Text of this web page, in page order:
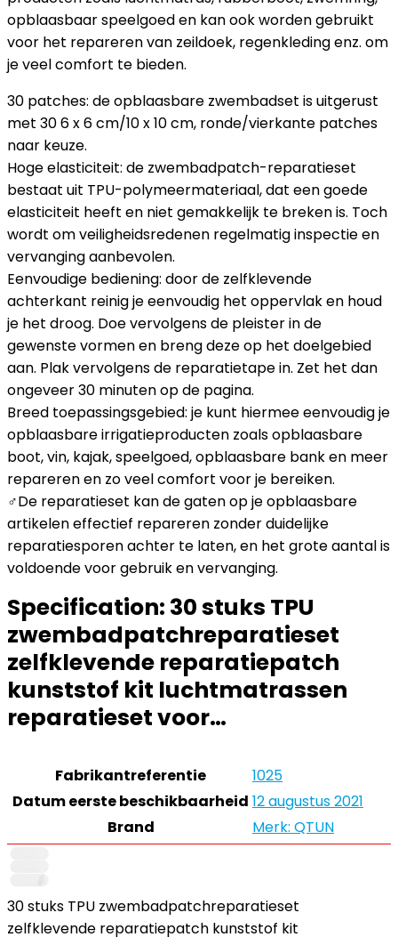
opblaasbaar speelgoed en kan ook worden gebruikt
voor het repareren van zeildoek, regenkleding enz. om
je veel comfort te bieden.
30 patches: de opblaasbare zwembadset is uitgerust
met 30 6 x 6 cm/10 x 10 cm, ronde/vierkante patches
naar keuze.
Hoge elasticiteit: de zwembadpatch-reparatieset
bestaat uit TPU-polymeermateriaal, dat een goede
elasticiteit heeft en niet gemakkelijk te breken is. Toch
wordt om veiligheidsredenen regelmatig inspectie en
vervanging aanbevolen.
Eenvoudige bediening: door de zelfklevende
achterkant reinig je eenvoudig het oppervlak en houd
je het droog. Doe vervolgens de pleister in de
gewenste vormen en breng deze op het doelgebied
aan. Plak vervolgens de reparatietape in. Zet het dan
ongeveer 30 minuten op de pagina.
Breed toepassingsgebied: je kunt hiermee eenvoudig je
opblaasbare irrigatieproducten zoals opblaasbare
boot, vin, kajak, speelgoed, opblaasbare bank en meer
repareren en zo veel comfort voor je bereiken.
‍♂️De reparatieset kan de gaten op je opblaasbare
artikelen effectief repareren zonder duidelijke
reparatiesporen achter te laten, en het grote aantal is
voldoende voor gebruik en vervanging.
Specification: 30 stuks TPU
zwembadpatchreparatieset
zelfklevende reparatiepatch
kunststof kit luchtmatrassen
reparatieset voor…
Fabrikantreferentie
1025
Datum eerste beschikbaarheid 12 augustus 2021
Brand
Merk: QTUN
30 stuks TPU zwembadpatchreparatieset
zelfklevende reparatiepatch kunststof kit